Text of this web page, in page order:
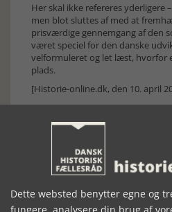
Her skal ikke refereres yderligere
men blot sluttes af med at
prisværdige gennemgang af den
været speciel for den danske
velformuleret og let læst, hvorfor
plads.
[Historie-online.dk, den 10. april
Forrige artikel
Dette websted benytter egne og